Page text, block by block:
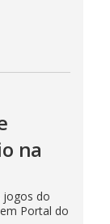
na
jogos do
Portal do